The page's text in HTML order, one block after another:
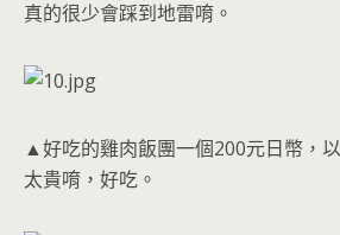
真的很少會踩到地雷唷。
▲好吃的雞肉飯團一個200元日幣，
太貴唷，好吃。